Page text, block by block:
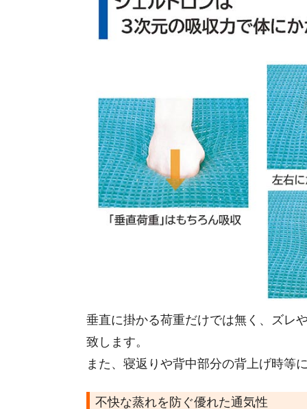
垂直に掛かる荷重だけでは無く、ズレ
致します。
また、寝返りや背中部分の背上げ時等
不快な蒸れを防ぐ優れた通気性